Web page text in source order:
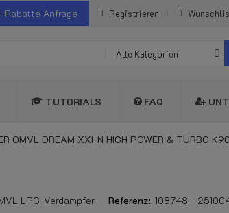
Rabatte Anfrage Registrieren
Alle Kategorien
TUTORIALS FAQ
OMVL DREAM XXI-N HIGH POWER & TURBO
LPG-Verdampfer Referenz: 108748 -